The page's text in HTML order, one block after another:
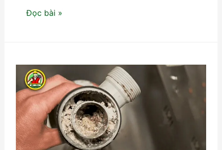
Bể
pháp
hiệu
quả
cho
hệ
thống
Đọc bài »